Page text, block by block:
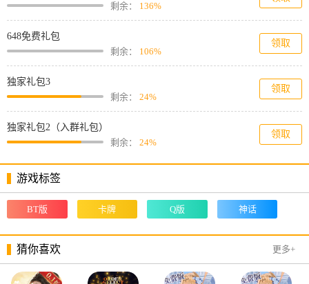
剩余： 136%
648免费礼包
剩余： 106%
领取
独家礼包3
剩余： 24%
领取
独家礼包2（入群礼包）
剩余： 24%
领取
游戏标签
BT版 卡牌 Q版 神话
猜你喜欢 更多+